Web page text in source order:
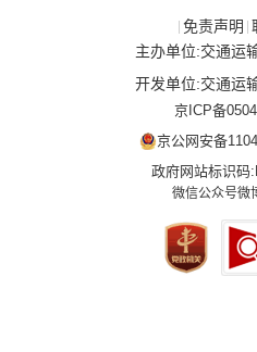
| 免责声明 |
主办单位:交通运
开发单位:交通运
京ICP备
京公网安备
政府网站标识码
微信公众号微